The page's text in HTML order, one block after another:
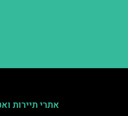
אתרי תיירות